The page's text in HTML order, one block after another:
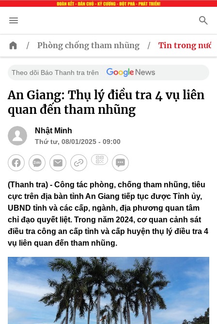
/ Phòng chống tham nhũng / Tin trong nước
Theo dõi Báo Thanh tra trên
An Giang: Thụ lý điều tra 4 vụ liên
quan đến tham nhũng
Nhật Minh
Thứ tư, 08/01/2025 - 09:00
(Thanh tra) - Công tác phòng, chống tham nhũng, tiêu
cực trên địa bàn tỉnh An Giang tiếp tục được Tỉnh ủy,
UBND tỉnh và các cấp, ngành, địa phương quan tâm
chỉ đạo quyết liệt. Trong năm 2024, cơ quan cảnh sát
điều tra công an cấp tỉnh và cấp huyện thụ lý điều tra 4
vụ liên quan đến tham nhũng.